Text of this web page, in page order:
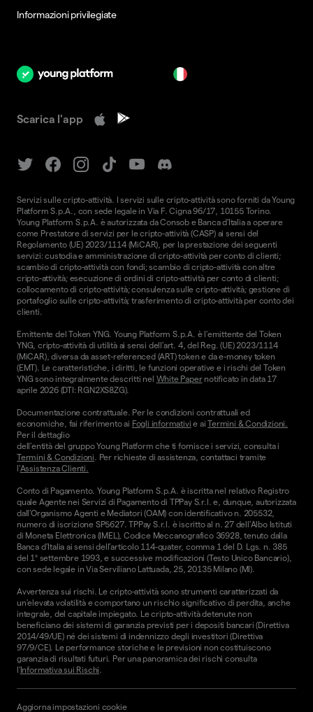
Informazioni privilegiate
Scarica l'app
Servizi sulle cripto-attività. I servizi sulle cripto-attività sono forniti da Young
Platform S.p.A., con sede legale in Via F. Cigna 96/17, 10155 Torino.
Young Platform S.p.A. è autorizzata da Consob e Banca d'Italia a operare
come Prestatore di servizi per le cripto-attività (CASP) ai sensi del
Regolamento (UE) 2023/1114 (MiCAR), per la prestazione dei seguenti
servizi: custodia e amministrazione di cripto-attività per conto di clienti;
scambio di cripto-attività con fondi; scambio di cripto-attività con altre
cripto-attività; esecuzione di ordini di cripto-attività per conto di clienti;
collocamento di cripto-attività; consulenza sulle cripto-attività; gestione di
portafoglio sulle cripto-attività; trasferimento di cripto-attività per conto dei
clienti.
Emittente del Token YNG. Young Platform S.p.A. è l'emittente del Token
YNG, cripto-attività di utilità ai sensi dell'art. 4, del Reg. (UE) 2023/1114
(MiCAR), diversa da asset-referenced (ART) token e da e-money token
(EMT). Le caratteristiche, i diritti, le funzioni operative e i rischi del Token
YNG sono integralmente descritti nel White Papernotificato in data 17
aprile 2026 (DTI: RGN2XS8ZG).
Documentazione contrattuale. Per le condizioni contrattuali ed
economiche, fai riferimento ai Fogli informativi e aiTermini & Condizioni.
Per il dettaglio
dell'entità del gruppo Young Platform che ti fornisce i servizi, consulta i
Termini & Condizioni. Per richieste di assistenza, contattaci tramite
l'Assistenza Clienti.
Conto di Pagamento. Young Platform S.p.A. è iscritta nel relativo Registro
quale Agente nei Servizi di Pagamento di TPPay S.r.l. e, dunque, autorizzata
dall’Organismo Agenti e Mediatori (OAM) con identificativo n. 205532,
numero di iscrizione SP5627. TPPay S.r.l. è iscritto al n. 27 dell’Albo Istituti
di Moneta Elettronica (IMEL), Codice Meccanografico 36928, tenuto dalla
Banca d’Italia ai sensi dell’articolo 114-quater, comma 1 del D. Lgs. n. 385
del 1° settembre 1993, e successive modificazioni (Testo Unico Bancario),
con sede legale in Via Serviliano Lattuada, 25, 20135 Milano (MI).
Avvertenza sui rischi. Le cripto-attività sono strumenti caratterizzati da
un'elevata volatilità e comportano un rischio significativo di perdita, anche
integrale, del capitale impiegato. Le cripto-attività detenute non
beneficiano dei sistemi di garanzia previsti per i depositi bancari (Direttiva
2014/49/UE) né dei sistemi di indennizzo degli investitori (Direttiva
97/9/CE). Le performance storiche e le previsioni non costituiscono
garanzia di risultati futuri. Per una panoramica dei rischi consulta
l'Informativa sui Rischi.
Aggiorna impostazioni cookie